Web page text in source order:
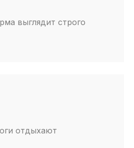
выглядит строго
отдыхают